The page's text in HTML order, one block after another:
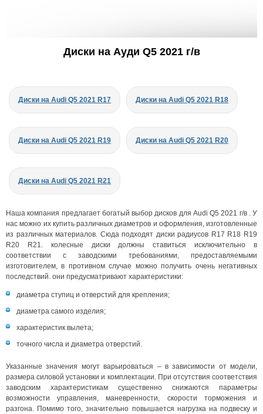
Диски на Ауди Q5 2021 г/в
Диски на Audi Q5 2021 R17 Диски на Audi Q5 2021 R18
Диски на Audi Q5 2021 R19 Диски на Audi Q5 2021 R20
Диски на Audi Q5 2021 R21
Наша компания предлагает богатый выбор дисков для Audi Q5 2021 г/в . У
нас можно их купить различных диаметров и оформления, изготовленные
из различных материалов. Сюда подходят диски радиусов R17 R18 R19
R20 R21. колесные диски должны ставиться исключительно в
соответствии с заводскими требованиями, предоставляемыми
изготовителем, в противном случае можно получить очень негативных
последствий. они предусматривают характеристики:
диаметра ступиц и отверстий для крепления;
диаметра самого изделия;
характеристик вылета;
точного числа и диаметра отверстий.
Указанные значения могут варьироваться – в зависимости от модели,
размера силовой установки и комплектации. При отсутствия соответствия
заводским характеристикам существенно снижаются параметры
возможности управления, маневренности, скорости торможения и
разгона. Помимо того, значительно повышается нагрузка на подвеску и